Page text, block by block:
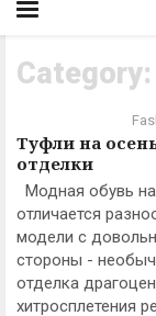
Category:
Туфли на
отделки
Модная обувь
отличается
модели с
стороны -
отделка
хитросплетения